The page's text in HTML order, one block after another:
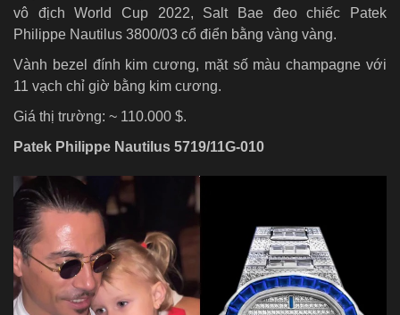
vô địch World Cup 2022, Salt Bae đeo chiếc Patek
Philippe Nautilus 3800/03 cổ điển bằng vàng vàng.
Vành bezel đính kim cương, mặt số màu champagne với
11 vạch chỉ giờ bằng kim cương.
Giá thị trường: ~ 110.000 $.
Patek Philippe Nautilus 5719/11G-010